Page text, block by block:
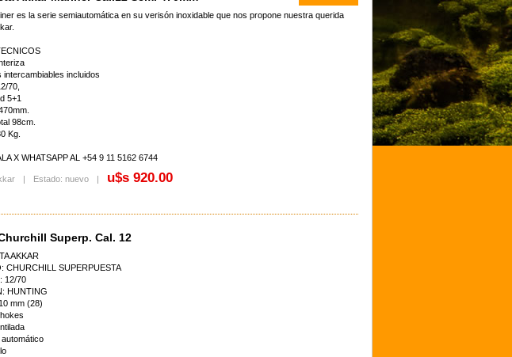
es la serie semiautomática en su verisón inoxidable que nos propone nuestra querida
intercambiables incluidos
70,
5+1
98cm.
Kg.
X WHATSAPP AL +54 9 11 5162 6744
| Estado: nuevo | u$s 920.00
Superp. Cal. 12
AKKAR
CHURCHILL SUPERPUESTA
12/70
HUNTING
mm (28)